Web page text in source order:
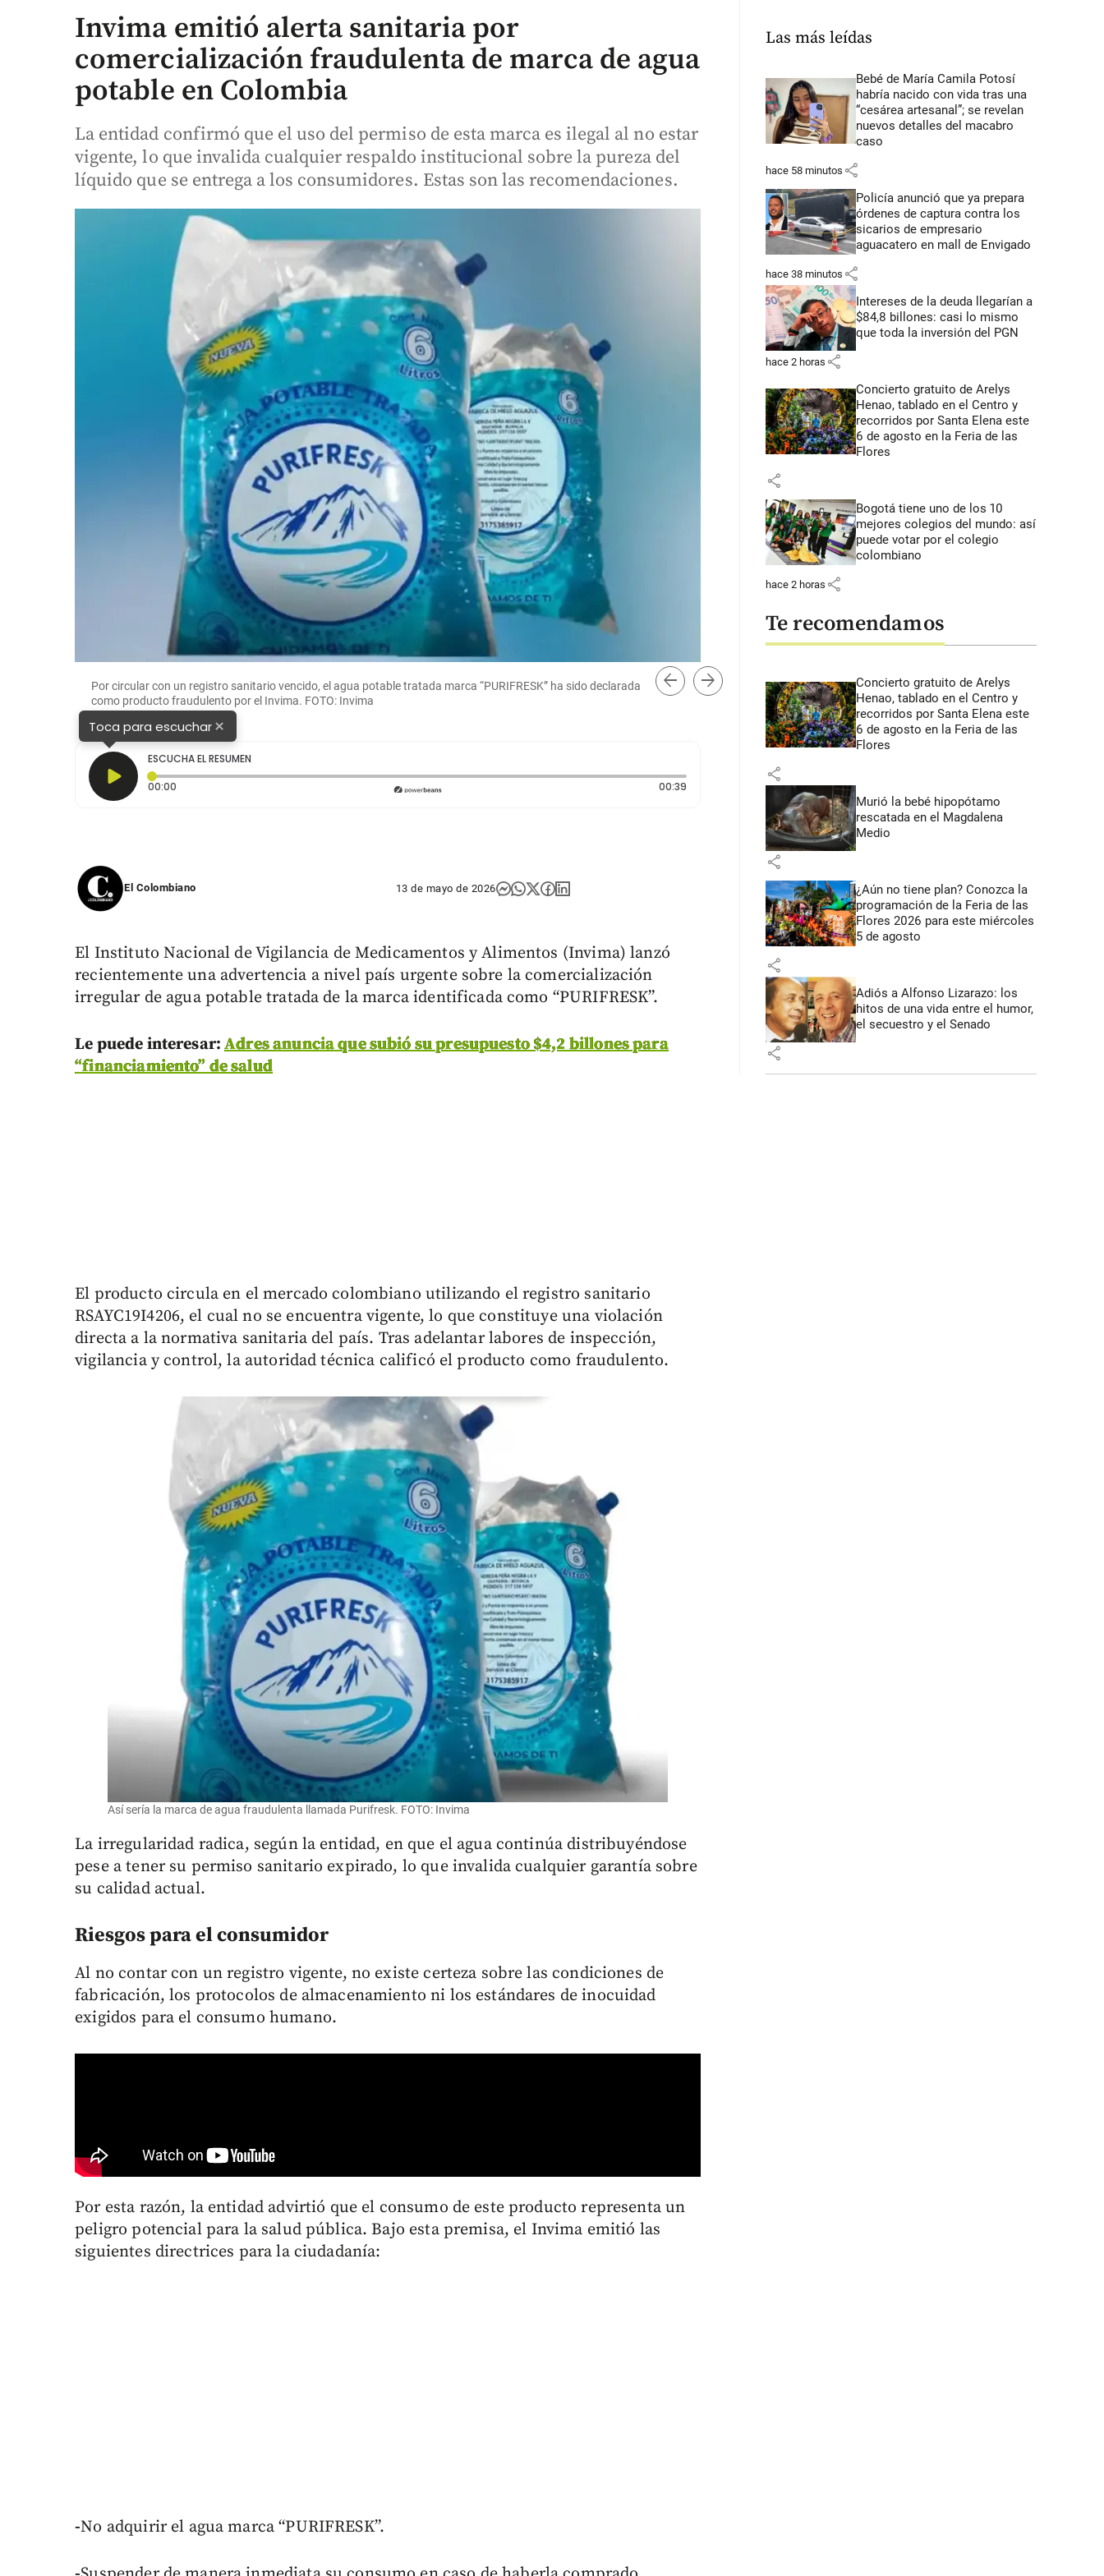
Invima emitió alerta sanitaria por
comercialización fraudulenta de marca de agua
potable en Colombia
La entidad confirmó que el uso del permiso de esta marca es ilegal al no estar
vigente, lo que invalida cualquier respaldo institucional sobre la pureza del
líquido que se entrega a los consumidores. Estas son las recomendaciones.
arrow_back
Por circular con un registro sanitario vencido, el agua potable tratada marca “PURIFRESK” ha sido declarada
como producto fraudulento por el Invima. FOTO: Invima
Así sería la marca de agua fraudulenta llamada Purifresk. FOTO: Invima
arrow_forward
Toca para escuchar×
ESCUCHA EL RESUMEN
00:00
00:39Duración: 39 segundos
El Colombiano 13 de mayo de 2026
El Instituto Nacional de Vigilancia de Medicamentos y Alimentos (Invima) lanzó
recientemente una advertencia a nivel país urgente sobre la comercialización
irregular de agua potable tratada de la marca identificada como “PURIFRESK”.
Le puede interesar:Adres anuncia que subió su presupuesto $4,2 billones para
“financiamiento” de salud
El producto circula en el mercado colombiano utilizando el registro sanitario
RSAYC19I4206, el cual no se encuentra vigente, lo que constituye una violación
directa a la normativa sanitaria del país. Tras adelantar labores de inspección,
vigilancia y control, la autoridad técnica calificó el producto como fraudulento.
Así sería la marca de agua fraudulenta llamada Purifresk. FOTO: Invima
La irregularidad radica, según la entidad, en que el agua continúa distribuyéndose
pese a tener su permiso sanitario expirado, lo que invalida cualquier garantía sobre
su calidad actual.
Riesgos para el consumidor
Al no contar con un registro vigente, no existe certeza sobre las condiciones de
fabricación, los protocolos de almacenamiento ni los estándares de inocuidad
exigidos para el consumo humano.
Por esta razón, la entidad advirtió que el consumo de este producto representa un
peligro potencial para la salud pública. Bajo esta premisa, el Invima emitió las
siguientes directrices para la ciudadanía:
-No adquirir el agua marca “PURIFRESK”.
Las más leídas
Bebé de María Camila Potosí
habría nacido con vida tras una
“cesárea artesanal”; se revelan
nuevos detalles del macabro
caso
hace 58 minutos share
Policía anunció que ya prepara
órdenes de captura contra los
sicarios de empresario
aguacatero en mall de Envigado
hace 38 minutos share
Intereses de la deuda llegarían a
$84,8 billones: casi lo mismo
que toda la inversión del PGN
hace 2 horas share
Concierto gratuito de Arelys
Henao, tablado en el Centro y
recorridos por Santa Elena este
6 de agosto en la Feria de las
Flores
share
Bogotá tiene uno de los 10
mejores colegios del mundo: así
puede votar por el colegio
colombiano
hace 2 horas share
Te recomendamos
Concierto gratuito de Arelys
Henao, tablado en el Centro y
recorridos por Santa Elena este
6 de agosto en la Feria de las
Flores
share
Murió la bebé hipopótamo
rescatada en el Magdalena
Medio
share
¿Aún no tiene plan? Conozca la
programación de la Feria de las
Flores 2026 para este miércoles
5 de agosto
share
Adiós a Alfonso Lizarazo: los
hitos de una vida entre el humor,
el secuestro y el Senado
share